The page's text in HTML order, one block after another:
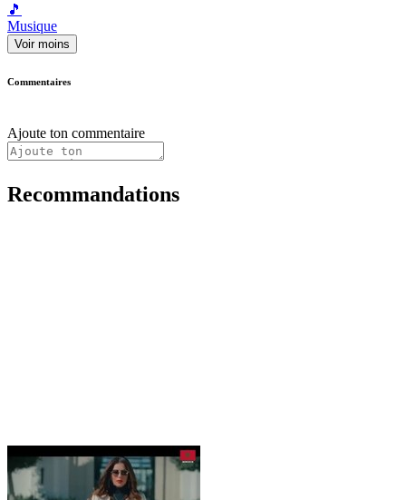
🎵
Musique
Voir moins
Commentaires
Ajoute ton commentaire
Recommandations